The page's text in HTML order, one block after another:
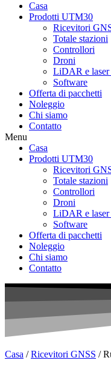
Casa
Prodotti UTM30
Ricevitori
Totale stazioni
Controllori
Droni
LiDAR e laser
Software
Offerta di pacchetti
Noleggio
Chi siamo
Contatto
Menu
Casa
Prodotti UTM30
Ricevitori
Totale stazioni
Controllori
Droni
LiDAR e laser
Software
Offerta di pacchetti
Noleggio
Chi siamo
Contatto
Casa /Ricevitori GNSS /